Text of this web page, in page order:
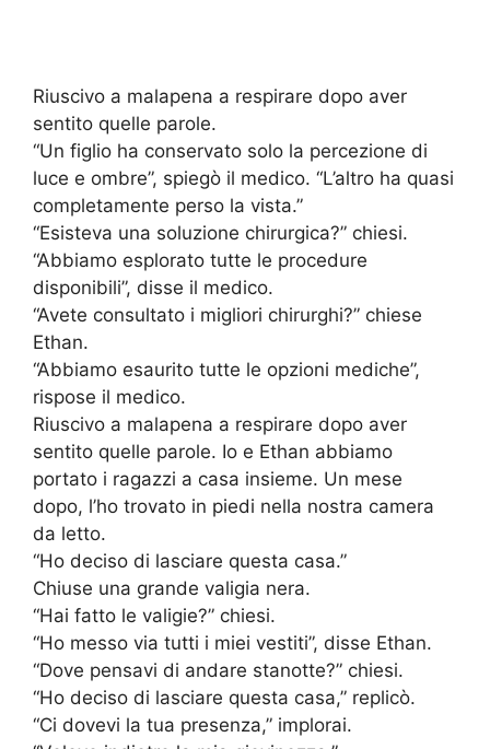
Riuscivo a malapena a respirare dopo aver
sentito quelle parole.
“Un figlio ha conservato solo la percezione di
luce e ombre”, spiegò il medico. “L’altro ha quasi
completamente perso la vista.”
“Esisteva una soluzione chirurgica?” chiesi.
“Abbiamo esplorato tutte le procedure
disponibili”, disse il medico.
“Avete consultato i migliori chirurghi?” chiese
Ethan.
“Abbiamo esaurito tutte le opzioni mediche”,
rispose il medico.
Riuscivo a malapena a respirare dopo aver
sentito quelle parole. Io e Ethan abbiamo
portato i ragazzi a casa insieme. Un mese
dopo, l’ho trovato in piedi nella nostra camera
da letto.
“Ho deciso di lasciare questa casa.”
Chiuse una grande valigia nera.
“Hai fatto le valigie?” chiesi.
“Ho messo via tutti i miei vestiti”, disse Ethan.
“Dove pensavi di andare stanotte?” chiesi.
“Ho deciso di lasciare questa casa,” replicò.
“Ci dovevi la tua presenza,” implorai.